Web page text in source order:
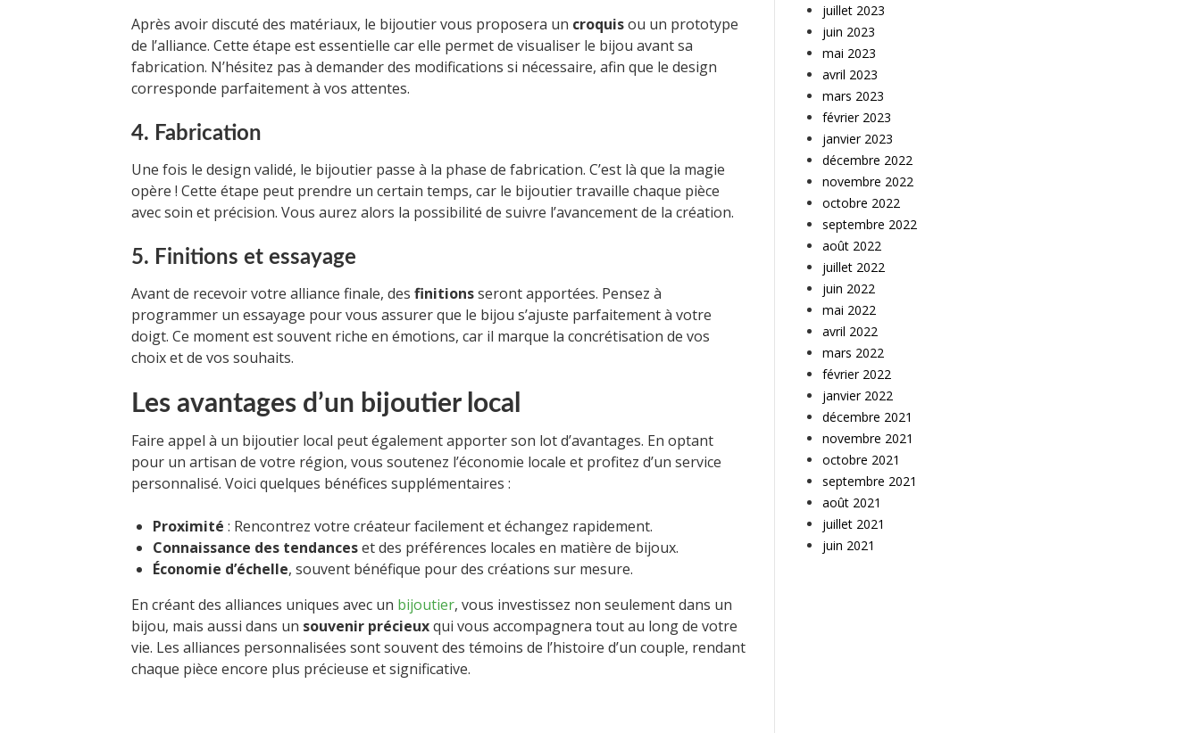
Après avoir discuté des matériaux, le bijoutier vous proposera un croquisou un prototype
de l’alliance. Cette étape est essentielle car elle permet de visualiser le bijou avant sa
fabrication. N’hésitez pas à demander des modifications si nécessaire, afin que le design
corresponde parfaitement à vos attentes.
4. Fabrication
Une fois le design validé, le bijoutier passe à la phase de fabrication. C’est là que la magie
opère ! Cette étape peut prendre un certain temps, car le bijoutier travaille chaque pièce
avec soin et précision. Vous aurez alors la possibilité de suivre l’avancement de la création.
5. Finitions et essayage
Avant de recevoir votre alliance finale, des finitionsseront apportées. Pensez à
programmer un essayage pour vous assurer que le bijou s’ajuste parfaitement à votre
doigt. Ce moment est souvent riche en émotions, car il marque la concrétisation de vos
choix et de vos souhaits.
Les avantages d’un bijoutier local
Faire appel à un bijoutier local peut également apporter son lot d’avantages. En optant
pour un artisan de votre région, vous soutenez l’économie locale et profitez d’un service
personnalisé. Voici quelques bénéfices supplémentaires :
Proximité : Rencontrez votre créateur facilement et échangez rapidement.
Connaissance des tendanceset des préférences locales en matière de bijoux.
Économie d’échelle, souvent bénéfique pour des créations sur mesure.
En créant des alliances uniques avec un bijoutier, vous investissez non seulement dans un
bijou, mais aussi dans un souvenir précieuxqui vous accompagnera tout au long de votre
vie. Les alliances personnalisées sont souvent des témoins de l’histoire d’un couple, rendant
chaque pièce encore plus précieuse et significative.
juillet 2023
juin 2023
mai 2023
avril 2023
mars 2023
février 2023
janvier 2023
décembre 2022
novembre 2022
octobre 2022
septembre 2022
août 2022
juillet 2022
juin 2022
mai 2022
avril 2022
mars 2022
février 2022
janvier 2022
décembre 2021
novembre 2021
octobre 2021
septembre 2021
août 2021
juillet 2021
juin 2021